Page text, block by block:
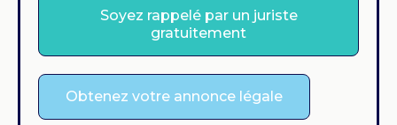
Soyez rappelé par un juriste
gratuitement
Obtenez votre annonce légale